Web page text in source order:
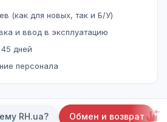
(как для новых, так и Б/У)
и ввод в эксплуатацию
дней
персонала
RH.ua? Обмен и возврат